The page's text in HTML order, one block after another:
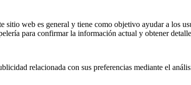
web es general y tiene como objetivo ayudar a los
para confirmar la información actual y obtener
relacionada con sus preferencias mediante el